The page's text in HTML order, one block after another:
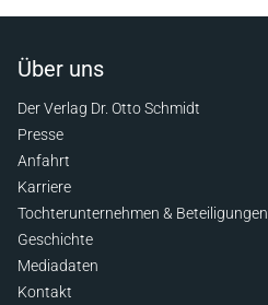
Über uns
Der Verlag Dr. Otto Schmidt
Presse
Anfahrt
Karriere
Tochterunternehmen & Beteiligungen
Geschichte
Mediadaten
Kontakt